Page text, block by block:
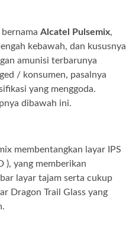
Alcatel Pulsemix,
kebawah, dan kususnya
amunisi terbarunya
/ konsumen, pasalnya
yang menggoda.
dibawah ini.
membentangkan layar IPS
), yang memberikan
layar tajam serta cukup
Dragon Trail Glass yang